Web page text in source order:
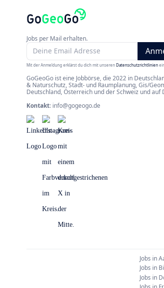
Jobs per Mail erhalten.
Mit der Anmeldung erklärst du dich mit unserenDatenschutzrichtlinien
GoGeoGo ist eine Jobbörse, die 2022 in
& Naturschutz, Stadt- und Raumplanung, Gis/
Deutschland, Österreich und der Schweiz und
Kontakt: info@gogeogo.de
Jobs in
Jobs in
Jobs in